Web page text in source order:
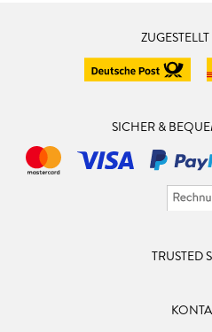
SICHER &
TRUSTED